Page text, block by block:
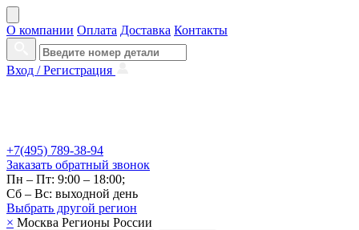
О компании Оплата Доставка Контакты
Вход /Регистрация
+7(495) 789-38-94
Заказать обратный звонок
Пн – Пт: 9:00 – 18:00;
Сб – Вс: выходной день
Выбрать другой регион
× Москва Регионы России